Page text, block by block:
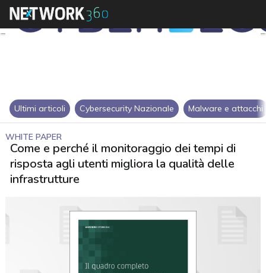
Ultimi articoli Cybersecurity Nazionale Malware e attacchi
WHITE PAPER
Come e perché il monitoraggio dei tempi di
risposta agli utenti migliora la qualità delle
infrastrutture